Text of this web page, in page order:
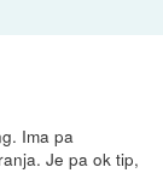
Ima pa
Je pa ok tip,